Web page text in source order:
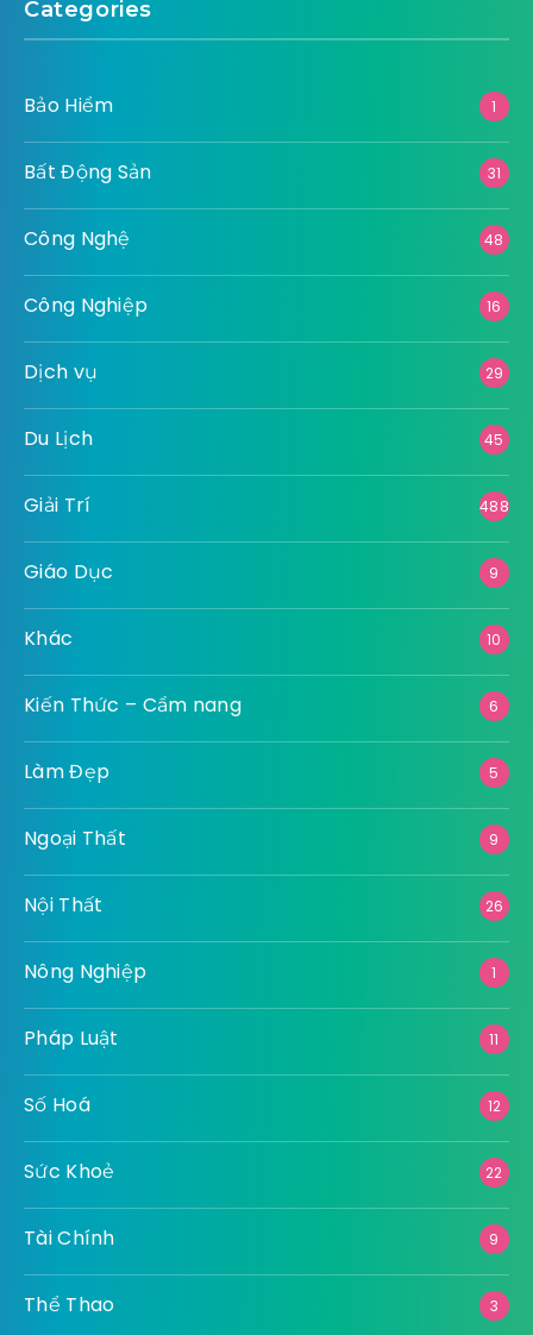
Categories
Bảo Hiểm 1
Bất Động Sản 31
Công Nghệ 48
Công Nghiệp 16
Dịch vụ 29
Du Lịch 45
Giải Trí 488
Giáo Dục 9
Khác 10
Kiến Thức – Cẩm nang 6
Làm Đẹp 5
Ngoại Thất 9
Nội Thất 26
Nông Nghiệp 1
Pháp Luật 11
Số Hoá 12
Sức Khoẻ 22
Tài Chính 9
Thể Thao 3